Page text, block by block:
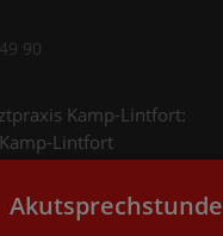
Akutsprechstunde
90
Kamp-Lintfort:
Lintfort